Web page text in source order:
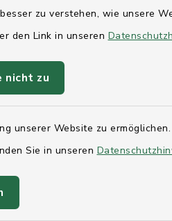
zu verstehen, wie unsere
den Link in unseren
nicht zu
unserer Website zu
Sie in unseren
Behördennummer 115
Schleswig-
Rendsburg-Eckernförde